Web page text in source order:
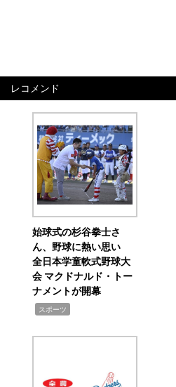
レコメンド
始球式の杉谷拳士さ
ん、野球に熱い思い
全日本学童軟式野球大
会 マクドナルド・トー
ナメントが開幕
スポーツ